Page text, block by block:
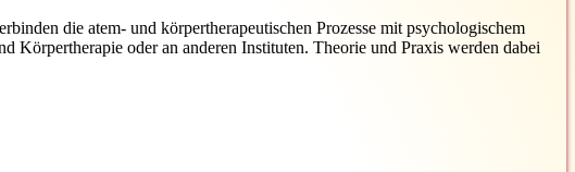
die atem- und körpertherapeutischen Prozesse mit psychologischem
oder an anderen Instituten. Theorie und Praxis werden dabei